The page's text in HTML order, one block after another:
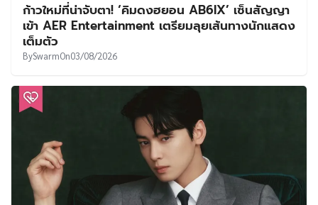
ก้าวใหม่ที่น่าจับตา! ‘คิมดงฮยอน AB6IX’ เซ็นสัญญา
เข้า AER Entertainment เตรียมลุยเส้นทางนักแสดง
เต็มตัว
BySwarmOn03/08/2026